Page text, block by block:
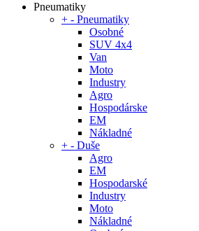
Pneumatiky
+ - Pneumatiky
Osobné
SUV 4x4
Van
Moto
Industry
Agro
Hospodárske
EM
Nákladné
+ - Duše
Agro
EM
Hospodarské
Industry
Moto
Nákladné